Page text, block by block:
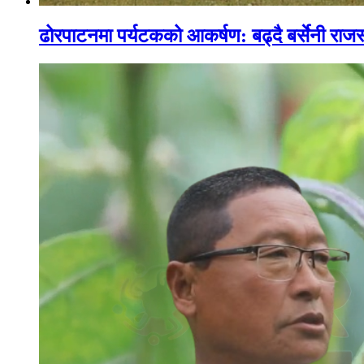
ढोरपाटनमा पर्यटकको आकर्षण: बढ्दै बर्सेनी